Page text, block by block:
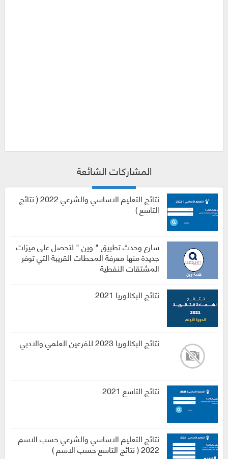
المشاركات الشائعة
نتائج التعليم الاساسي والشرعي 2022 ( نتائج
التاسع )
سارع وحدث تطبيق " وين " لتحصل على ميزات
جديدة منها معرفة المحطات القريبة التي توفر
المشتقات النفطية
نتائج البكالوريا 2021
نتائج البكالوريا 2023 للفرعين العلمي والادبي
نتائج التاسع 2021
نتائج التعليم الاساسي والشرعي حسب الاسم
2022 ( نتائج التاسع حسب الاسم )